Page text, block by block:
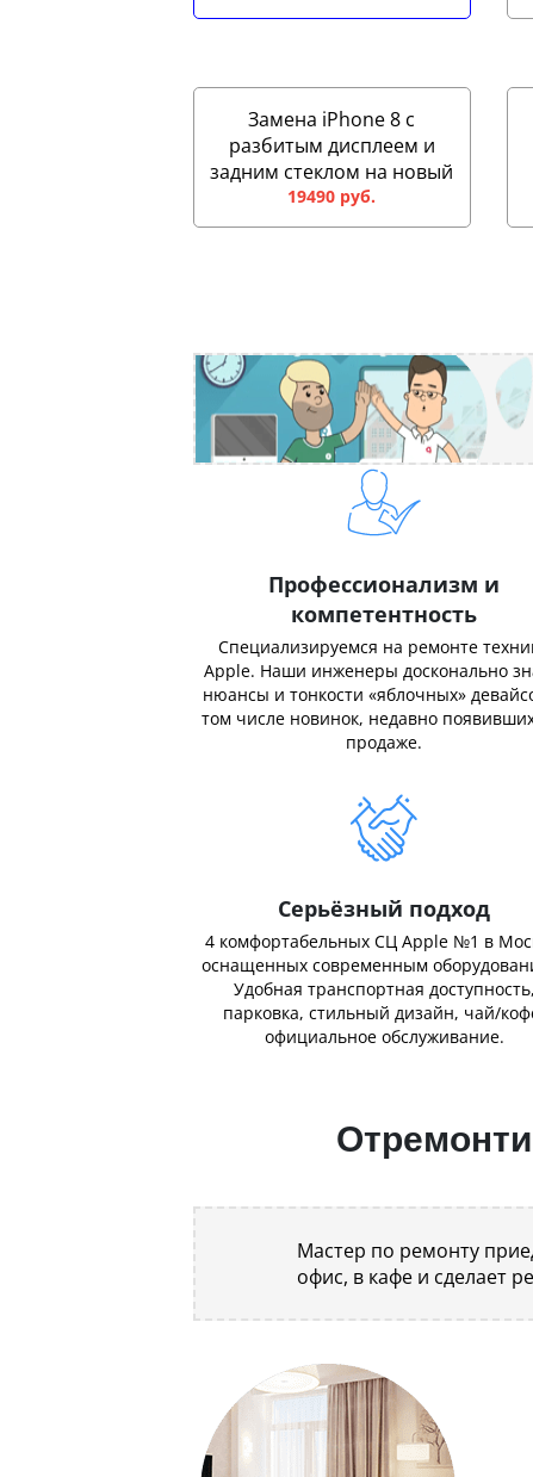
Замена iPhone 8 с
разбитым дисплеем и
задним стеклом на новый
19490 руб.
Профессионализм и
компетентность
Специализируемся на ремонте
Apple. Наши инженеры досконально
нюансы и тонкости «яблочных»
том числе новинок, недавно
продаже.
Серьёзный подход
4 комфортабельных СЦ Apple №1 в
оснащенных современным
Удобная транспортная доступность,
парковка, стильный дизайн, чай/
официальное обслуживание.
Мастер по ремонту
офис, в кафе и сделает